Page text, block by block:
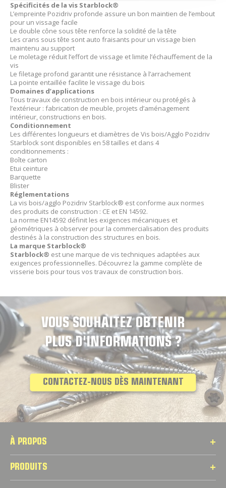
Spécificités de la vis Starblock®
L’empreinte Pozidriv profonde assure un bon maintien de l’embout
pour un vissage facile
Le double cône sous tête renforce la solidité de la tête
Les crans sous tête sont auto fraisants pour un vissage bien
maintenu au support
Le moletage réduit l’effort de vissage et limite l’échauffement de la
vis
Le filetage profond garantit une résistance à l’arrachement
La pointe entaillée facilite le vissage du bois
Domaines d’applications
Tous travaux de construction en bois intérieur ou protégés à
l’extérieur : fabrication de meuble, projets d’aménagement
intérieur, constructions en bois.
Conditionnement
Les différentes longueurs et diamètres de Vis bois/Agglo Pozidriv
Starblock sont disponibles en 58 tailles et dans 4
conditionnements :
Boîte carton
Etui ceinture
Barquette
Blister
Réglementations
La vis bois/agglo Pozidriv Starblock® est conforme aux normes
des produits de construction : CE et EN 14592.
La norme EN14592 définit les exigences mécaniques et
géométriques à observer pour la commercialisation des produits
destinés à la construction des structures en bois.
La marque Starblock®
Starblock® est une marque de vis techniques adaptées aux
exigences professionnelles. Découvrez la gamme complète de
visserie bois pour tous vos travaux de construction bois.
VOUS SOUHAITEZ OBTENIR
PLUS D'INFORMATIONS ?
CONTACTEZ-NOUS DÈS MAINTENANT
À PROPOS
PRODUITS